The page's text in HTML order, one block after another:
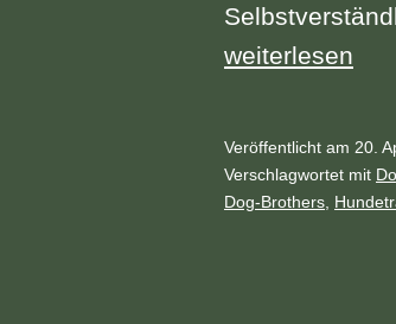
!!!
!!!
weiterlesen
Veröffentlicht am 20.
Kategorisiert
als
Verschlagwortet mit
Dog-Brothers